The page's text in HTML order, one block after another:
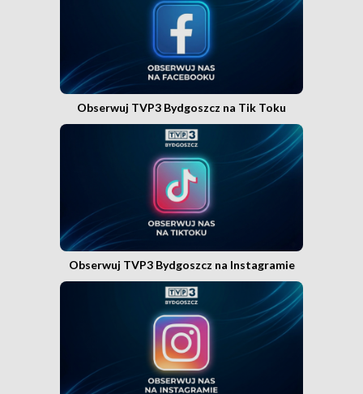
Obserwuj TVP3 Bydgoszcz na Tik Toku
Obserwuj TVP3 Bydgoszcz na Instagramie